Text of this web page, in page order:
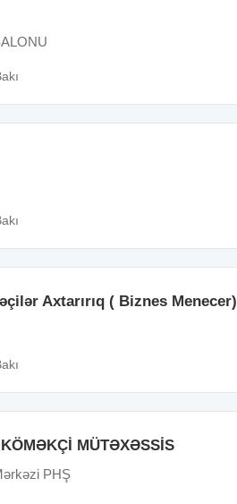
Axtarırıq ( Biznes Menecer)
MÜTƏXƏSSİS
PHŞ